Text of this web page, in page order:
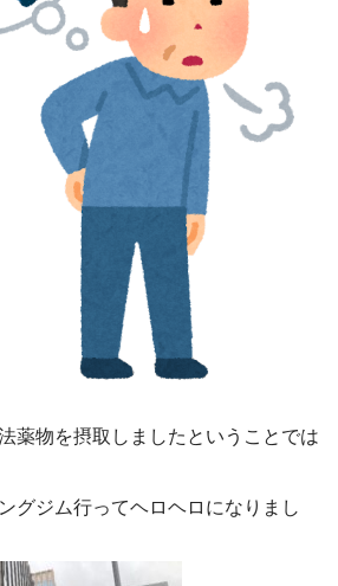
薬物を摂取しましたということでは
グジム行ってヘロヘロになりまし